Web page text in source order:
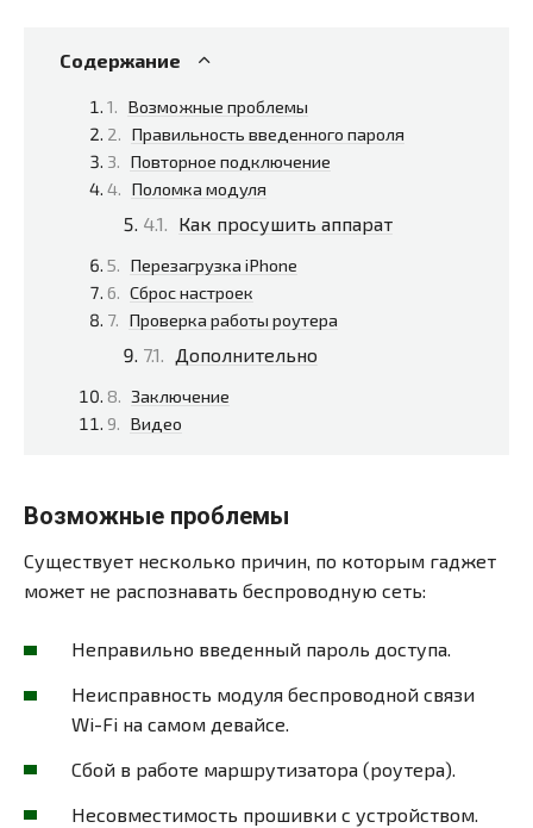
Содержание
Возможные проблемы
Правильность введенного пароля
Повторное подключение
Поломка модуля
Как просушить аппарат
Перезагрузка iPhone
Сброс настроек
Проверка работы роутера
Дополнительно
Заключение
Видео
Возможные проблемы
Существует несколько причин, по которым гаджет
может не распознавать беспроводную сеть:
Неправильно введенный пароль доступа.
Неисправность модуля беспроводной связи
Wi-Fi на самом девайсе.
Сбой в работе маршрутизатора (роутера).
Несовместимость прошивки с устройством.